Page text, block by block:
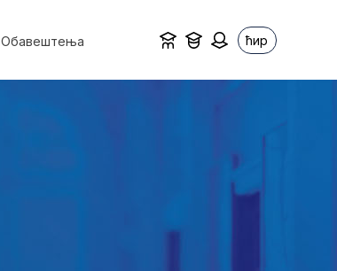
Обавештења ћир